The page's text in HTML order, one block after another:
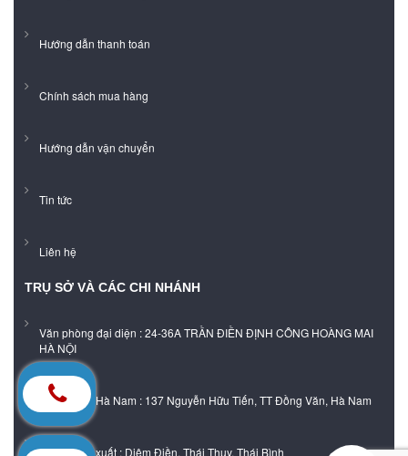
Hướng dẫn thanh toán
Chính sách mua hàng
Hướng dẫn vận chuyển
Tin tức
Liên hệ
TRỤ SỞ VÀ CÁC CHI NHÁNH
Văn phòng đại diện : 24-36A TRẦN ĐIỀN ĐỊNH CÔNG HOÀNG MAI
HÀ NỘI
Showroom Hà Nam : 137 Nguyễn Hữu Tiến, TT Đồng Văn, Hà Nam
Xưởng sản xuất : Diêm Điền, Thái Thụy, Thái Bình